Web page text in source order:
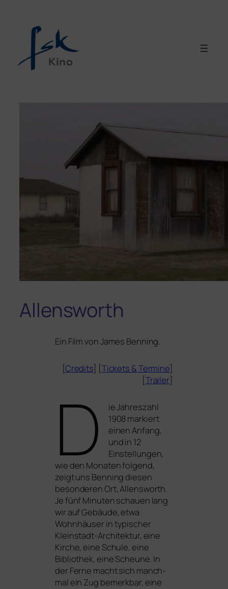
Allensworth
Ein Film von James Benning.
[Credits] [Tickets &Termine]
[Trailer]
D
ie Jahreszahl
1908 mar­kiert
einen Anfang,
und in 12
Einstellungen,
wie den Monaten fol­gend,
zeigt uns Benning die­sen
beson­de­ren Ort, Allensworth.
Je fünf Minuten schau­en lang
wir auf Gebäude, etwa
Wohnhäuser in typi­scher
Kleinstadt-Architektur, eine
Kirche, eine Schule, eine
Bibliothek, eine Scheune. In
der Ferne macht sich manch­
mal ein Zug bemerk­bar, eine